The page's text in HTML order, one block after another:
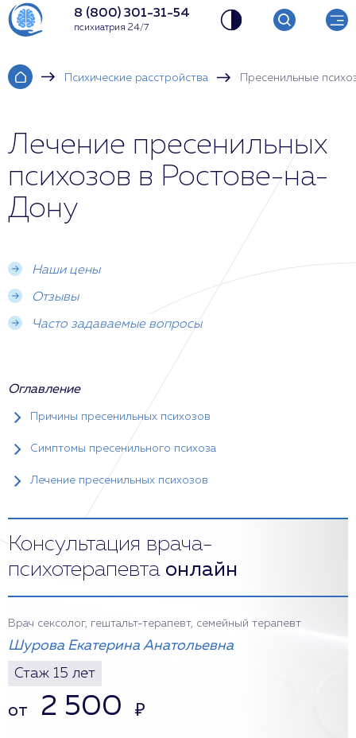
8 (800) 301-31-54
психиатрия 24/7
Психические расстройства Пресенильные
Лечение пресенильных
психозов в Ростове-на-
Дону
Наши цены
Отзывы
Часто задаваемые вопросы
Оглавление
Причины пресенильных психозов
Симптомы пресенильного психоза
Лечение пресенильных психозов
Консультация врача-
психотерапевта онлайн
Врач сексолог, гештальт-терапевт, семейный терапевт
Шурова Екатерина Анатольевна
Стаж 15 лет
от 2 500 ₽